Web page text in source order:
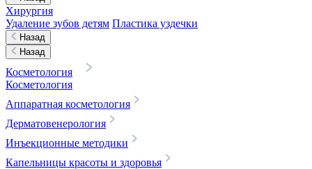
Хирургия
Удаление зубов детям Пластика уздечки
Назад
Назад
Косметология
Косметология
Аппаратная косметология
Дерматовенерология
Инъекционные методики
Капельницы красоты и здоровья